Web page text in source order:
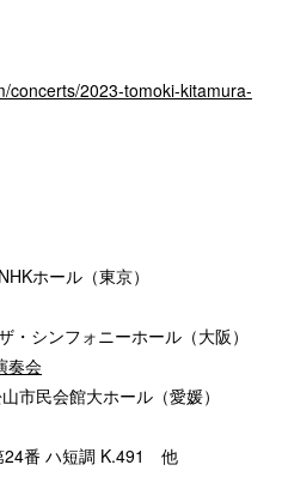
concerts/2023-tomoki-kitamura-
ホール（東京）
シンフォニーホール（大阪）
奏会
市民会館大ホール（愛媛）
24番 ハ短調 K.491 他